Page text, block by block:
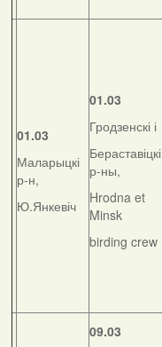
01.03
Маларыцкі
р-н,
Ю.Янкевіч
01.03
Гродзенскі і
Бераставіцкі
р-ны,
Hrodna et
Minsk
birding crew
09.03